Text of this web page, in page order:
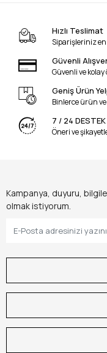
Hızlı Teslimat
Siparişleriniz en
Güvenli
Güvenli ve kolay
Geniş Ürün
Binlerce ürün
7 / 24 DESTEK
Öneri ve
Kampanya, duyuru,
olmak istiyorum.